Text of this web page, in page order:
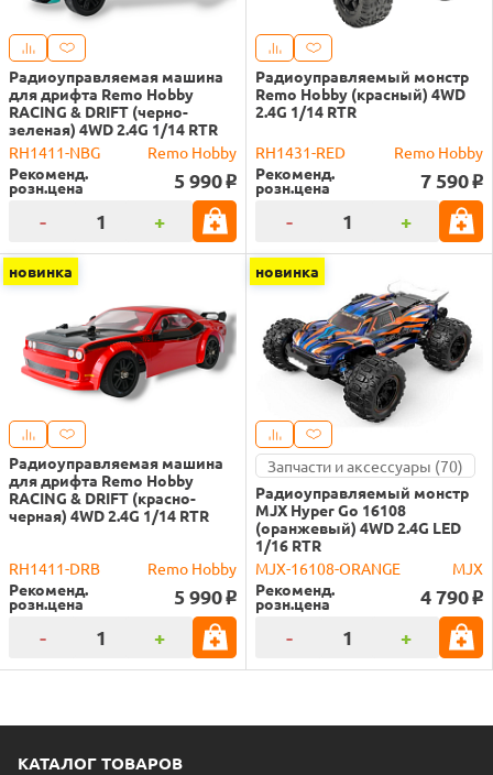
Радиоуправляемая машина
для дрифта Remo Hobby
RACING & DRIFT (черно-
зеленая) 4WD 2.4G 1/14 RTR
RH1411-NBG
Remo Hobby
Рекоменд.
розн.цена 5 990 o
- +
Радиоуправляемый монстр
Remo Hobby (красный) 4WD
2.4G 1/14 RTR
RH1431-RED
Remo Hobby
Рекоменд.
розн.цена 7 590 o
- +
новинка
Радиоуправляемая машина
для дрифта Remo Hobby
RACING & DRIFT (красно-
черная) 4WD 2.4G 1/14 RTR
RH1411-DRB
Remo Hobby
Рекоменд.
розн.цена 5 990 o
- +
новинка
Запчасти и аксессуары (70)
Радиоуправляемый монстр
MJX Hyper Go 16108
(оранжевый) 4WD 2.4G LED
1/16 RTR
MJX-16108-ORANGE
MJX
Рекоменд.
розн.цена 4 790 o
- +
КАТАЛОГ ТОВАРОВ